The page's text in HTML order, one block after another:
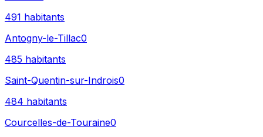
491 habitants
Antogny-le-Tillac0
485 habitants
Saint-Quentin-sur-Indrois0
484 habitants
Courcelles-de-Touraine0